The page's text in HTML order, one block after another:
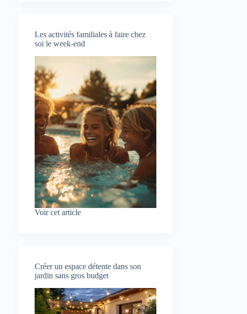
Les activités familiales à faire chez
soi le week-end
Voir cet article
Créer un espace détente dans son
jardin sans gros budget